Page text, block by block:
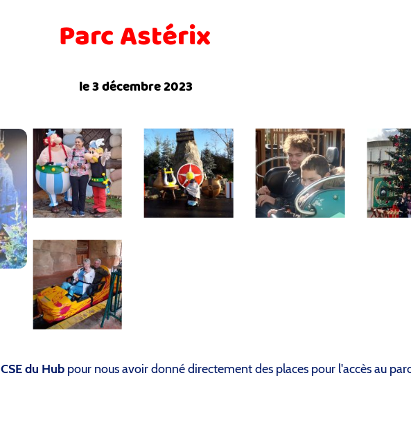
Parc Astérix
le 3 décembre 2023
CSE du Hub pour nous avoir donné directement des places pour l'accès au